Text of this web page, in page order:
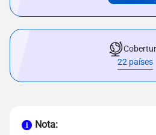
22 países
Nota: